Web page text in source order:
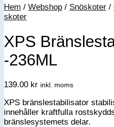
Hem / Webshop / Snöskoter /
skoter
XPS
-236ML
139.00 kr inkl. moms
XPS bränslestabilisator
innehåller kraftfulla
bränslesystemets delar.